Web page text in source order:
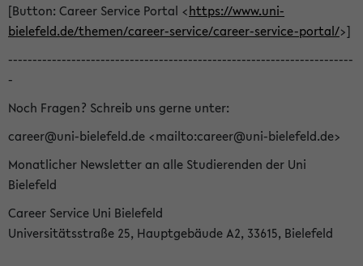
[Button: Career Service Portal <https://www.uni-
bielefeld.de/themen/career-service/career-service-portal/>]
-----------------------------------------------------------------------
-
Noch Fragen? Schreib uns gerne unter:
career@uni-bielefeld.de <mailto:career@uni-bielefeld.de>
Monatlicher Newsletter an alle Studierenden der Uni
Bielefeld
Career Service Uni Bielefeld
Universitätsstraße 25, Hauptgebäude A2, 33615, Bielefeld